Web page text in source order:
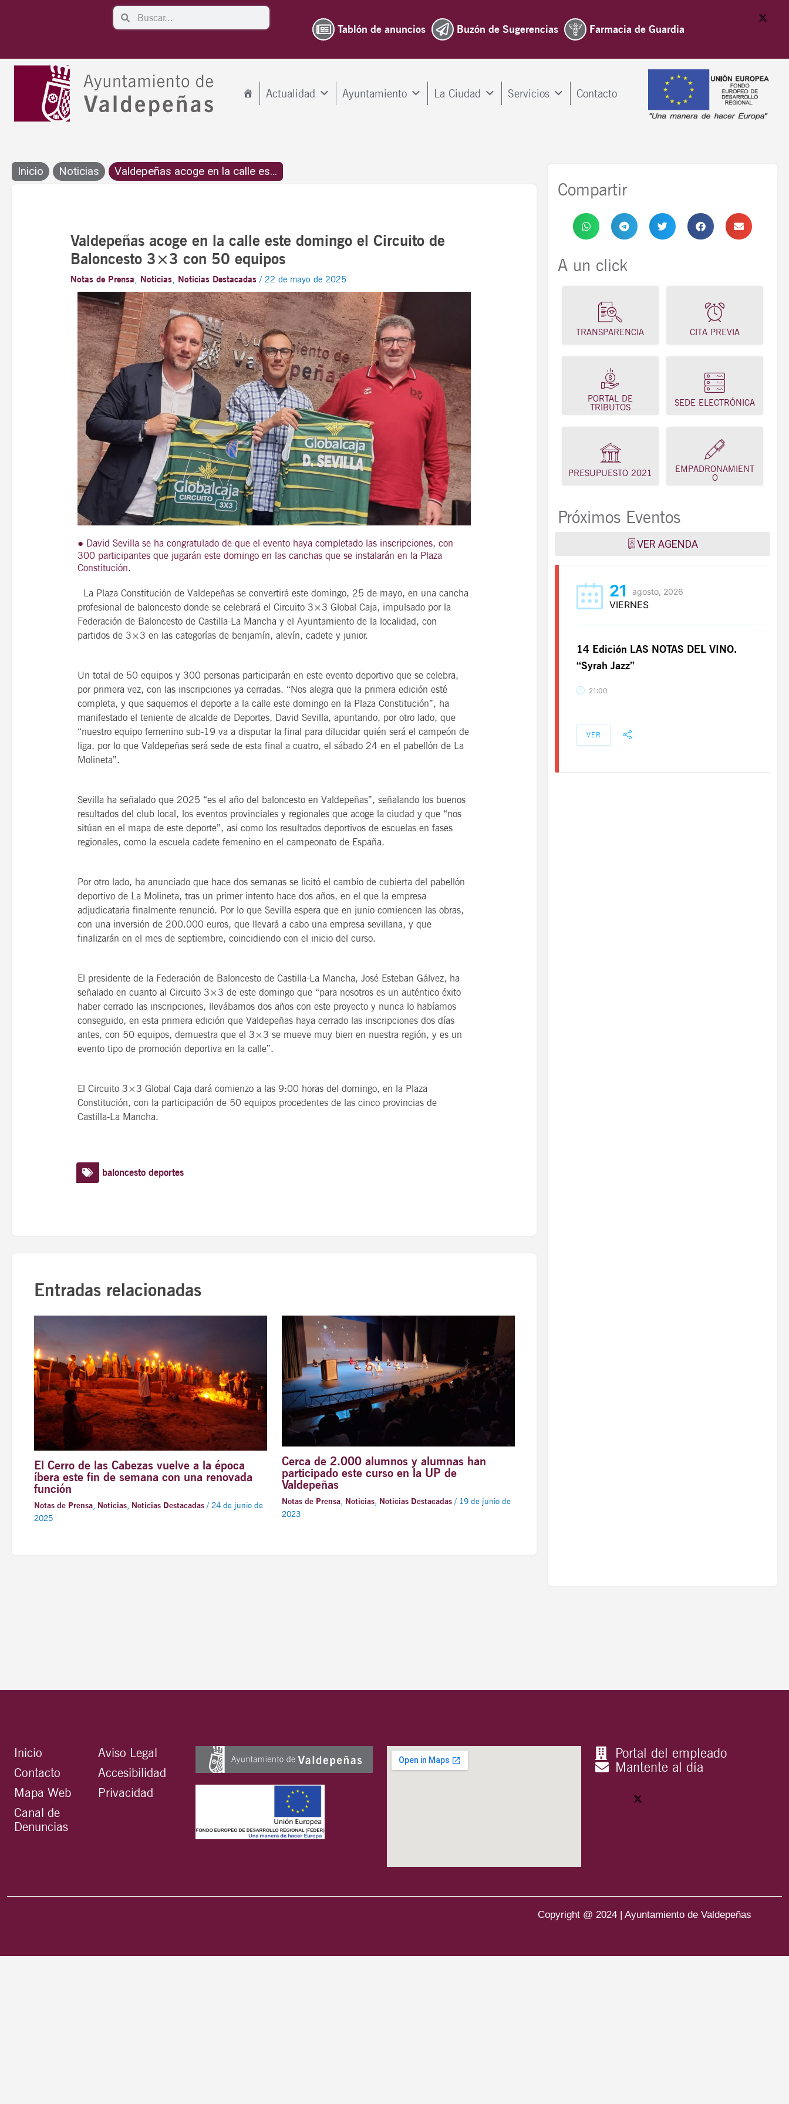
SearchSearch
Tablón de anuncios Buzón de Sugerencias Farmacia de Guardia
Actualidad Ayuntamiento La Ciudad Servicios Contacto
Inicio Noticias Valdepeñas acoge en la calle es...
Valdepeñas acoge en la calle este domingo el Circuito de
Baloncesto 3×3 con 50 equipos
Notas de Prensa, Noticias, Noticias Destacadas /22 de mayo de 2025
● David Sevilla se ha congratulado de que el evento haya completado las inscripciones, con
300 participantes que jugarán este domingo en las canchas que se instalarán en la Plaza
Constitución.
La Plaza Constitución de Valdepeñas se convertirá este domingo, 25 de mayo, en una cancha
profesional de baloncesto donde se celebrará el Circuito 3×3 Global Caja, impulsado por la
Federación de Baloncesto de Castilla-La Mancha y el Ayuntamiento de la localidad, con
partidos de 3×3 en las categorías de benjamín, alevín, cadete y junior.
Un total de 50 equipos y 300 personas participarán en este evento deportivo que se celebra,
por primera vez, con las inscripciones ya cerradas. “Nos alegra que la primera edición esté
completa, y que saquemos el deporte a la calle este domingo en la Plaza Constitución”, ha
manifestado el teniente de alcalde de Deportes, David Sevilla, apuntando, por otro lado, que
“nuestro equipo femenino sub-19 va a disputar la final para dilucidar quién será el campeón de
liga, por lo que Valdepeñas será sede de esta final a cuatro, el sábado 24 en el pabellón de La
Molineta”.
Sevilla ha señalado que 2025 “es el año del baloncesto en Valdepeñas”, señalando los buenos
resultados del club local, los eventos provinciales y regionales que acoge la ciudad y que “nos
sitúan en el mapa de este deporte”, así como los resultados deportivos de escuelas en fases
regionales, como la escuela cadete femenino en el campeonato de España.
Por otro lado, ha anunciado que hace dos semanas se licitó el cambio de cubierta del pabellón
deportivo de La Molineta, tras un primer intento hace dos años, en el que la empresa
adjudicataria finalmente renunció. Por lo que Sevilla espera que en junio comiencen las obras,
con una inversión de 200.000 euros, que llevará a cabo una empresa sevillana, y que
finalizarán en el mes de septiembre, coincidiendo con el inicio del curso.
El presidente de la Federación de Baloncesto de Castilla-La Mancha, José Esteban Gálvez, ha
señalado en cuanto al Circuito 3×3 de este domingo que “para nosotros es un auténtico éxito
haber cerrado las inscripciones, llevábamos dos años con este proyecto y nunca lo habíamos
conseguido, en esta primera edición que Valdepeñas haya cerrado las inscripciones dos días
antes, con 50 equipos, demuestra que el 3×3 se mueve muy bien en nuestra región, y es un
evento tipo de promoción deportiva en la calle”.
El Circuito 3×3 Global Caja dará comienzo a las 9:00 horas del domingo, en la Plaza
Constitución, con la participación de 50 equipos procedentes de las cinco provincias de
Castilla-La Mancha.
baloncesto deportes
Entradas relacionadas
El Cerro de las Cabezas vuelve a la época
íbera este fin de semana con una renovada
función
Notas de Prensa, Noticias, Noticias Destacadas/ 24 de junio de
2025
Cerca de 2.000 alumnos y alumnas han
participado este curso en la UP de
Valdepeñas
Notas de Prensa, Noticias, Noticias Destacadas/ 19 de junio de
2023
Compartir
A un click
TRANSPARENCIA CITA PREVIA
PORTAL DE
TRIBUTOS
SEDE ELECTRÓNICA
PRESUPUESTO 2021
EMPADRONAMIENT
O
Próximos Eventos
VER AGENDA
21 agosto, 2026
VIERNES
21:00
VER
21 agosto, 2026
VIERNES
21:00
VER
21 agosto, 2026
VIERNES
14 Edición LAS NOTAS DEL VINO.
“Syrah Jazz”
21:00
VER
Inicio
Contacto
Mapa Web
Canal de
Denuncias
Aviso Legal
Accesibilidad
Privacidad
Portal del empleado
Mantente al día
Copyright @ 2024 | Ayuntamiento de Valdepeñas